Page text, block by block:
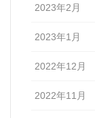
2023年2月
2023年1月
2022年12月
2022年11月